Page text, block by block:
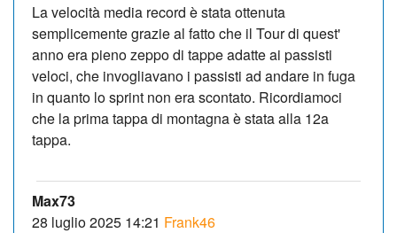
La velocità media record è stata ottenuta
semplicemente grazie al fatto che il Tour di quest'
anno era pieno zeppo di tappe adatte ai passisti
veloci, che invogliavano i passisti ad andare in fuga
in quanto lo sprint non era scontato. Ricordiamoci
che la prima tappa di montagna è stata alla 12a
tappa.
Max73
28 luglio 2025 14:21 Frank46